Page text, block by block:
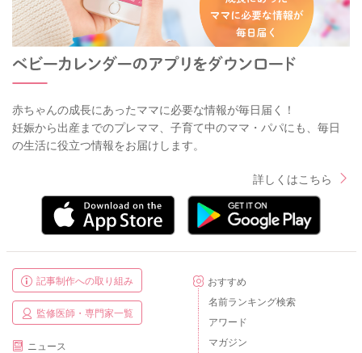
赤ちゃんの成長にあったママに必要な情報が毎日届く！
妊娠から出産までのプレママ、子育て中のママ・パパにも、毎日
の生活に役立つ情報をお届けします。
詳しくはこちら
記事制作への取り組み
監修医師・専門家一覧
ニュース
おすすめ
名前ランキング検索
アワード
マガジン